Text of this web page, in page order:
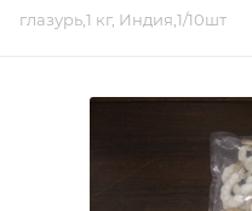
глазурь,1 кг, Индия,1/10шт